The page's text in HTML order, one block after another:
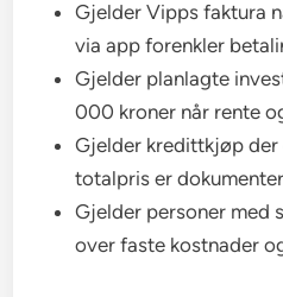
Gjelder Vipps faktura
via app forenkler
Gjelder planlagte
000 kroner når rente
Gjelder kredittkjøp
totalpris er
Gjelder personer med
over faste kostnader